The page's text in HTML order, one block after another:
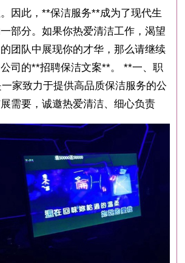
因此，**保洁服务**成为了现代生
部分。如果你热爱清洁工作，渴望
团队中展现你的才华，那么请继续
司的**招聘保洁文案**。 **一、职
家致力于提供高品质保洁服务的公
需要，诚邀热爱清洁、细心负责